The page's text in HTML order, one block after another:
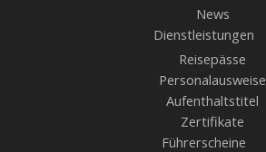
News
Dienstleistungen
Reisepässe
Personalausweise
Aufenthaltstitel
Zertifikate
Führerscheine